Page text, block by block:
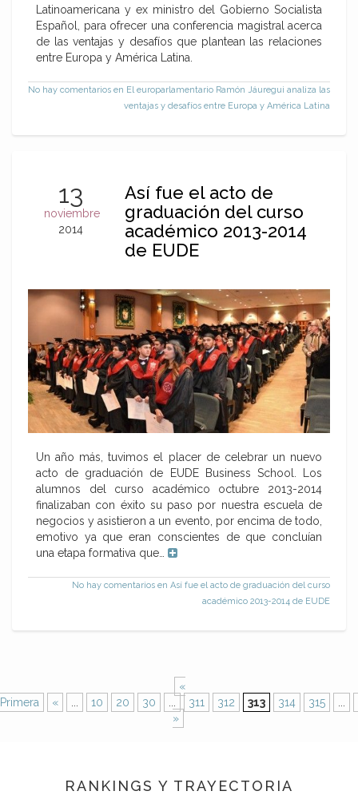
Latinoamericana y ex ministro del Gobierno Socialista
Español, para ofrecer una conferencia magistral acerca
de las ventajas y desafíos que plantean las relaciones
entre Europa y América Latina.
No hay comentarios en El europarlamentario Ramón Jáuregui analiza las
ventajas y desafíos entre Europa y América Latina
13
noviembre
2014
Así fue el acto de
graduación del curso
académico 2013-2014
de EUDE
Un año más, tuvimos el placer de celebrar un nuevo
acto de graduación de EUDE Business School. Los
alumnos del curso académico octubre 2013-2014
finalizaban con éxito su paso por nuestra escuela de
negocios y asistieron a un evento, por encima de todo,
emotivo ya que eran conscientes de que concluían
una etapa formativa que…
No hay comentarios en Así fue el acto de graduación del curso
académico 2013-2014 de EUDE
«
Primera
« 10 20 30 311 312 313 314 315
»
RANKINGS Y TRAYECTORIA